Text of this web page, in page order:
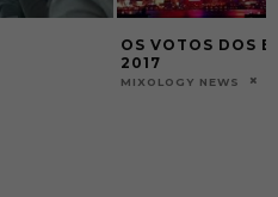
OS VOTOS DOS
2017
MIXOLOGY NEWS